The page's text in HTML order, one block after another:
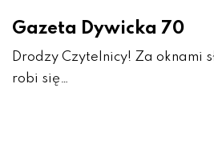
Gazeta Dywicka 70
Drodzy Czytelnicy! Za oknami
robi się…